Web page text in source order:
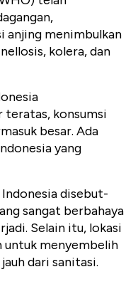
anjing menimbulkan
kolera, dan
teratas, konsumsi
besar. Ada
yang
disebut-
sangat berbahaya
Selain itu, lokasi
untuk menyembelih
dari sanitasi.